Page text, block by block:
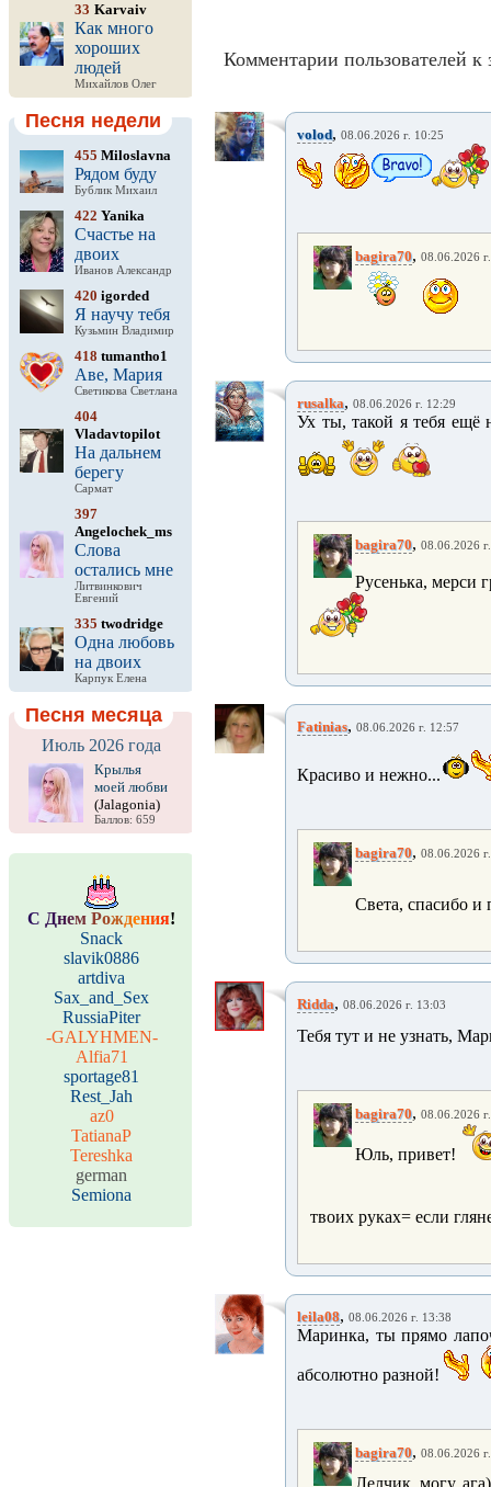
33 Karvaiv
Как много
хороших
людей
Михайлов Олег
Песня недели
455 Miloslavna
Рядом буду
Бублик Михаил
422 Yanika
Счастье на
двоих
Иванов Александр
420 igorded
Я научу тебя
Кузьмин Владимир
418 tumantho1
Аве, Мария
Светикова Светлана
404
Vladavtopilot
На дальнем
берегу
Сармат
397
Angelochek_ms
Слова
остались мне
Литвинкович
Евгений
335 twodridge
Одна любовь
на двоих
Карпук Елена
Песня месяца
Июль 2026 года
Крылья
моей любви
(Jalagonia)
Баллов: 659
С Днем Рождения!
Snack
slavik0886
artdiva
Sax_and_Sex
RussiaPiter
-GALYHMEN-
Alfia71
sportage81
Rest_Jah
az0
TatianaP
Tereshka
german
Semiona
Комментарии пользователей к
volod, 08.06.2026 г. 10:25
bagira70, 08.06.2026
rusalka, 08.06.2026 г. 12:29
Ух ты, такой я тебя
bagira70, 08.06.2026
Русенька, мерси
Fatinias, 08.06.2026 г. 12:57
Красиво и нежно...
bagira70, 08.06.2026
Света, спасибо и
Ridda, 08.06.2026 г. 13:03
Тебя тут и не узнать,
bagira70, 08.06.2026
Юль, привет!
твоих руках= если
leila08, 08.06.2026 г. 13:38
Маринка, ты прямо
абсолютно разной!
bagira70, 08.06.2026
Лелчик, могу,